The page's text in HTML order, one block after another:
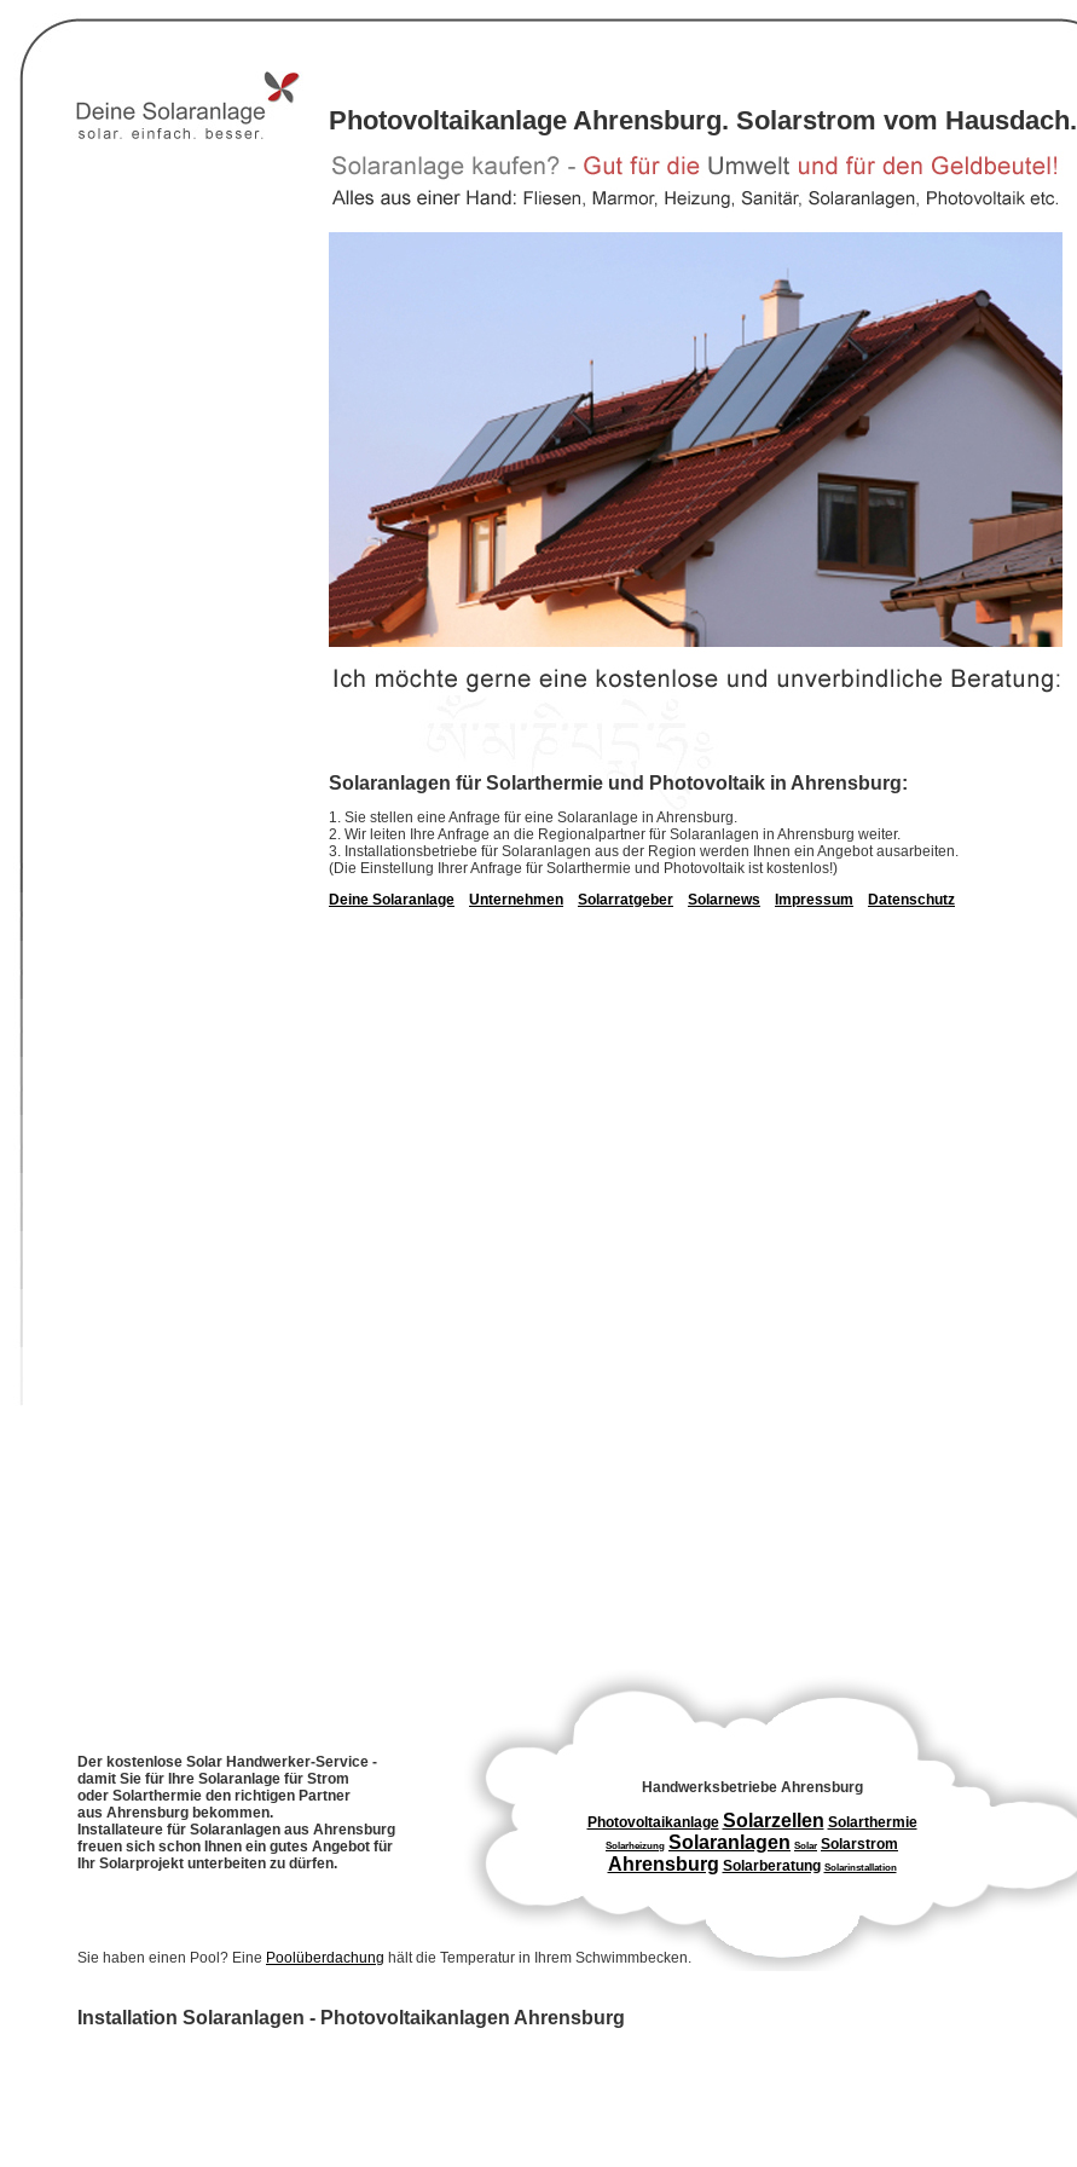
Photovoltaikanlage Ahrensburg. Solarstrom vom Hausdach.
Solaranlagen für Solarthermie und Photovoltaik in Ahrensburg:
1. Sie stellen eine Anfrage für eine Solaranlage in Ahrensburg.
2. Wir leiten Ihre Anfrage an die Regionalpartner für Solaranlagen in Ahrensburg weiter.
3. Installationsbetriebe für Solaranlagen aus der Region werden Ihnen ein Angebot ausarbeiten.
(Die Einstellung Ihrer Anfrage für Solarthermie und Photovoltaik ist kostenlos!)
Deine Solaranlage
Unternehmen Solarratgeber Solarnews Impressum Datenschutz
Der kostenlose Solar Handwerker-Service -
damit Sie für Ihre Solaranlage für Strom
oder Solarthermie den richtigen Partner
aus Ahrensburg bekommen.
Installateure für Solaranlagen aus Ahrensburg
freuen sich schon Ihnen ein gutes Angebot für
Ihr Solarprojekt unterbeiten zu dürfen.
Handwerksbetriebe Ahrensburg
Photovoltaikanlage Solarzellen Solarthermie
Solarheizung Solaranlagen Solar Solarstrom
Ahrensburg Solarberatung Solarinstallation
Sie haben einen Pool? Eine Poolüberdachung hält die Temperatur in Ihrem Schwimmbecken.
Installation Solaranlagen - Photovoltaikanlagen Ahrensburg